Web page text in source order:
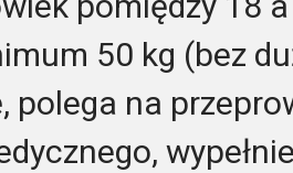
50 kg (bez
polega na